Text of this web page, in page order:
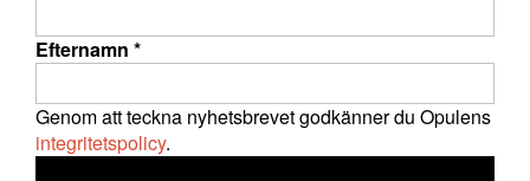
Efternamn *
Genom att teckna nyhetsbrevet godkänner du Opulens
integritetspolicy.